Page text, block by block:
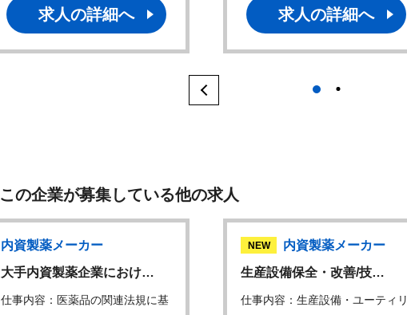
求人の詳細へ 求人の詳細へ
1
この企業が募集している他の求人
内資製薬メーカー
大手内資製薬企業におけ…
仕事内容：医薬品の関連法規に基
NEW
内資製薬メーカー
生産設備保全・改善/技…
仕事内容：生産設備・ユーティリ